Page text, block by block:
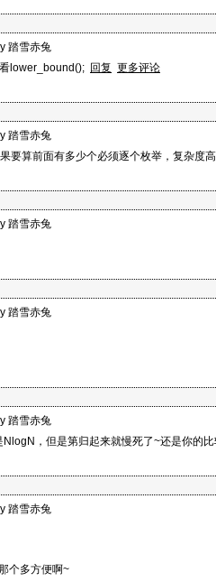
踏雪赤兔
lower_bound(); 回复 更多评论
踏雪赤兔
要算前面有多少个必须逐个枚举，复杂度
踏雪赤兔
踏雪赤兔
踏雪赤兔
，但是第归起来就慢死了~还是你的
踏雪赤兔
个多方便啊~